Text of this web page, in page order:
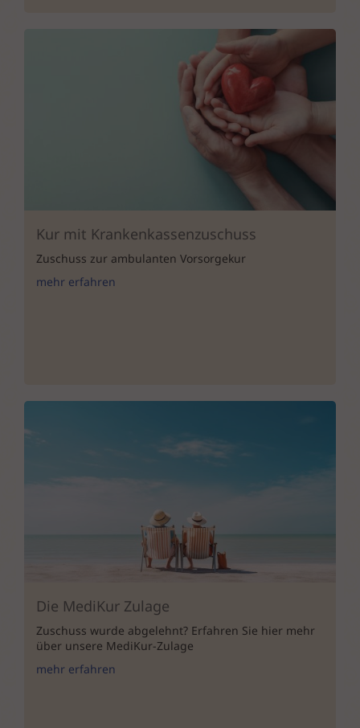
Kur mit Krankenkassenzuschuss
Zuschuss zur ambulanten Vorsorgekur
mehr erfahren
Die MediKur Zulage
Zuschuss wurde abgelehnt? Erfahren Sie hier mehr
über unsere MediKur-Zulage
mehr erfahren